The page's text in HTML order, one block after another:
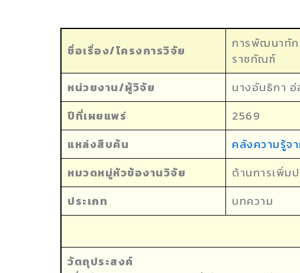
ชื่อเรื่อง/โครงการวิจัย
การพัฒนาทัก
ราชทัณฑ์
หน่วยงาน/ผู้วิจัย
นางอันธิกา
ปีที่เผยแพร่
2569
แหล่งสืบค้น
คลังความรู้จ
หมวดหมู่หัวข้องานวิจัย
ด้านการเพิ่ม
ประเภท
บทความ
วัตถุประสงค์